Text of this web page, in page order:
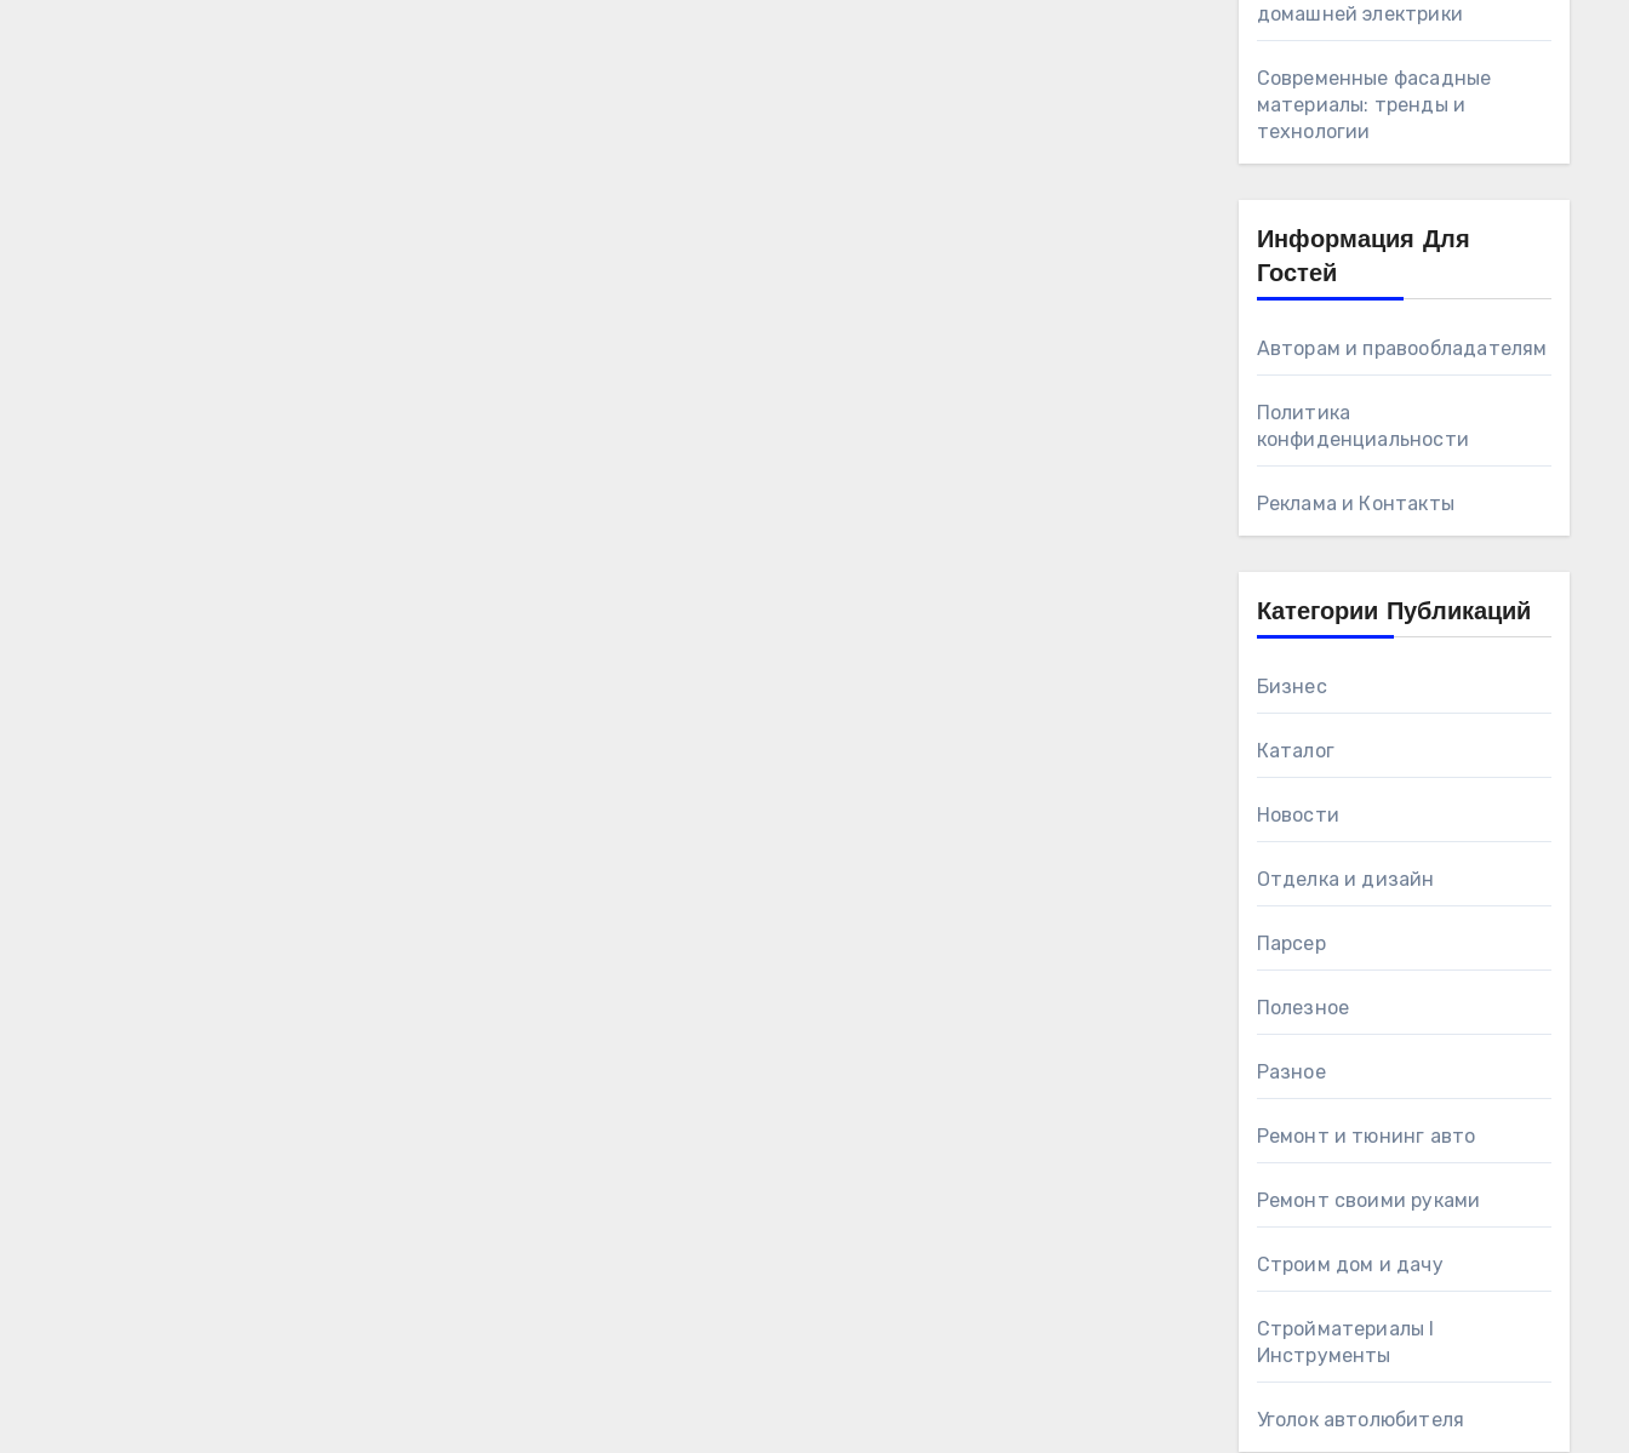
домашней электрики
Современные фасадные
материалы: тренды и
технологии
Информация Для
Гостей
Авторам и правообладателям
Политика
конфиденциальности
Реклама и Контакты
Категории Публикаций
Бизнес
Каталог
Новости
Отделка и дизайн
Парсер
Полезное
Разное
Ремонт и тюнинг авто
Ремонт своими руками
Строим дом и дачу
Стройматериалы l
Инструменты
Уголок автолюбителя